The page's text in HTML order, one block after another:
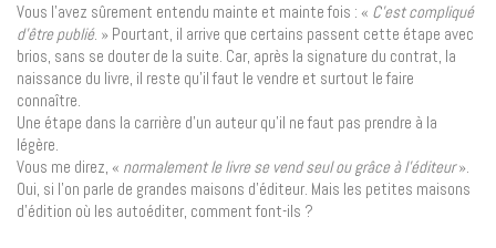
Vous l’avez sûrement entendu mainte et mainte fois : « C’est compliqué
d’être publié. » Pourtant, il arrive que certains passent cette étape avec
brios, sans se douter de la suite. Car, après la signature du contrat, la
naissance du livre, il reste qu’il faut le vendre et surtout le faire
connaître.
Une étape dans la carrière d’un auteur qu’il ne faut pas prendre à la
légère.
Vous me direz, « normalement le livre se vend seul ou grâce à l’éditeur».
Oui, si l’on parle de grandes maisons d’éditeur. Mais les petites maisons
d’édition où les autoéditer, comment font-ils ?